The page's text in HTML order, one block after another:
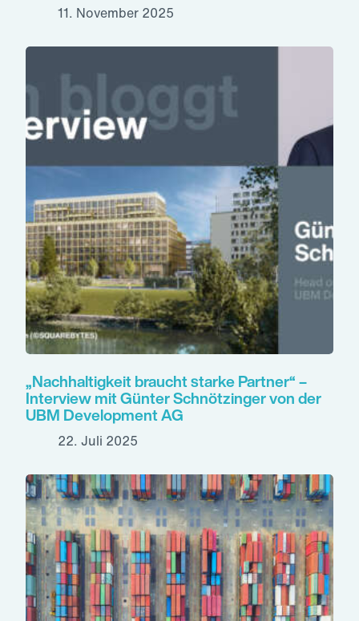
11. November 2025
„Nachhaltigkeit braucht starke Partner“ –
Interview mit Günter Schnötzinger von der
UBM Development AG
22. Juli 2025